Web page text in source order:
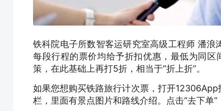
铁科院电子所数智客运研究室高级工程师 潘
每段行程的票价均给予折扣优惠，最低为同
策，在此基础上再打5折，相当于“折上折”。
如果您想购买铁路旅行计次票，打开12306App
栏，里面有景点图片和路线介绍。点击“去下单